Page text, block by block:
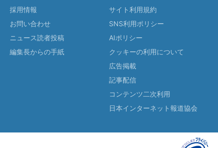
採用情報
お問い合わせ
ニュース読者投稿
編集長からの手紙
サイト利用規約
SNS利用ポリシー
AIポリシー
クッキーの利用について
広告掲載
記事配信
コンテンツ二次利用
日本インターネット報道協会